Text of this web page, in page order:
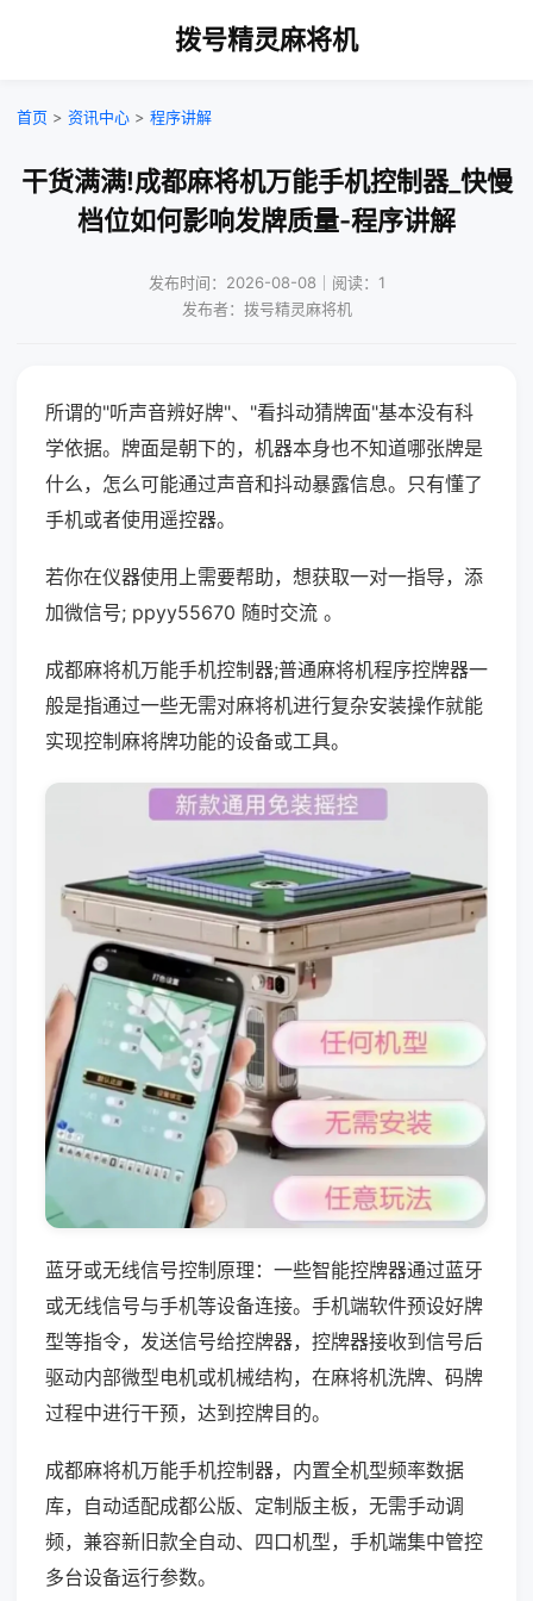
拨号精灵麻将机
首页 > 资讯中心 > 程序讲解
干货满满!成都麻将机万能手机控制器_快慢
档位如何影响发牌质量-程序讲解
发布时间：2026-08-08｜阅读：1
发布者：拨号精灵麻将机
所谓的"听声音辨好牌"、"看抖动猜牌面"基本没有科
学依据。牌面是朝下的，机器本身也不知道哪张牌是
什么，怎么可能通过声音和抖动暴露信息。只有懂了
手机或者使用遥控器。
若你在仪器使用上需要帮助，想获取一对一指导，添
加微信号; ppyy55670 随时交流 。
成都麻将机万能手机控制器;普通麻将机程序控牌器一
般是指通过一些无需对麻将机进行复杂安装操作就能
实现控制麻将牌功能的设备或工具。
蓝牙或无线信号控制原理：一些智能控牌器通过蓝牙
或无线信号与手机等设备连接。手机端软件预设好牌
型等指令，发送信号给控牌器，控牌器接收到信号后
驱动内部微型电机或机械结构，在麻将机洗牌、码牌
过程中进行干预，达到控牌目的。
成都麻将机万能手机控制器，内置全机型频率数据
库，自动适配成都公版、定制版主板，无需手动调
频，兼容新旧款全自动、四口机型，手机端集中管控
多台设备运行参数。